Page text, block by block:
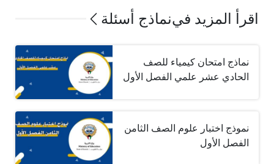
اقرأ المزيد فينماذج أسئلة
نماذج امتحان كيمياء للصف
الحادي عشر علمي الفصل الأول
نموذج اختبار علوم الصف الثامن
الفصل الأول